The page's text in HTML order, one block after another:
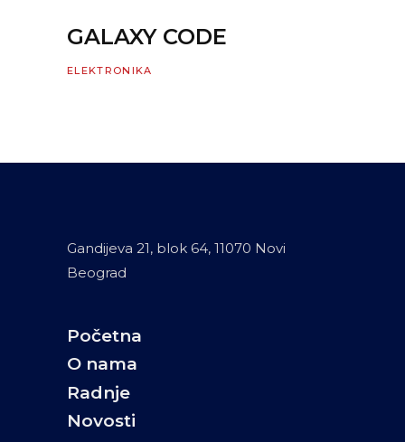
GALAXY CODE
ELEKTRONIKA
Gandijeva 21, blok 64, 11070 Novi
Beograd
Početna
O nama
Radnje
Novosti